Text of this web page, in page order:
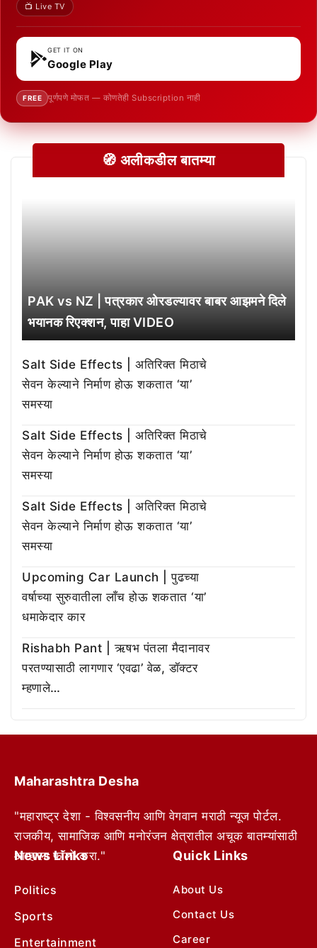
📺 Live TV
GET IT ON
Google Play
FREE पूर्णपणे मोफत — कोणतेही Subscription नाही
🧭 अलीकडील बातम्या
PAK vs NZ | पत्रकार ओरडल्यावर बाबर आझमने दिले
भयानक रिएक्शन, पाहा VIDEO
Salt Side Effects | अतिरिक्त मिठाचे
सेवन केल्याने निर्माण होऊ शकतात ‘या’
समस्या
Salt Side Effects | अतिरिक्त मिठाचे
सेवन केल्याने निर्माण होऊ शकतात ‘या’
समस्या
Salt Side Effects | अतिरिक्त मिठाचे
सेवन केल्याने निर्माण होऊ शकतात ‘या’
समस्या
Upcoming Car Launch | पुढच्या
वर्षाच्या सुरुवातीला लाँच होऊ शकतात ‘या’
धमाकेदार कार
Rishabh Pant | ऋषभ पंतला मैदानावर
परतण्यासाठी लागणार ‘एवढा’ वेळ, डॉक्टर
म्हणाले…
Maharashtra Desha
"महाराष्ट्र देशा - विश्वसनीय आणि वेगवान मराठी न्यूज पोर्टल.
राजकीय, सामाजिक आणि मनोरंजन क्षेत्रातील अचूक बातम्यांसाठी
आम्हाला फॉलो करा."
News Links
Politics
Sports
Entertainment
Quick Links
About Us
Contact Us
Career